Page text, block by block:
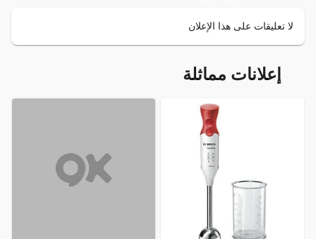
لا تعليقات على هذا الإعلان
إعلانات مماثلة